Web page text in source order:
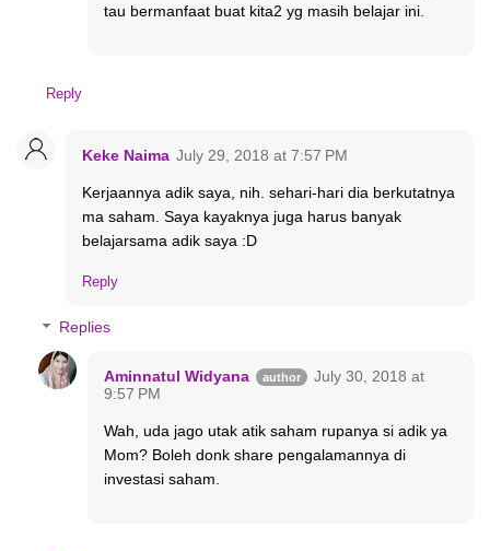
tau bermanfaat buat kita2 yg masih belajar ini.
Reply
Keke Naima July 29, 2018 at 7:57 PM
Kerjaannya adik saya, nih. sehari-hari dia berkutatnya
ma saham. Saya kayaknya juga harus banyak
belajarsama adik saya :D
Reply
Replies
Aminnatul Widyana
July 30, 2018 at
9:57 PM
Wah, uda jago utak atik saham rupanya si adik ya
Mom? Boleh donk share pengalamannya di
investasi saham.